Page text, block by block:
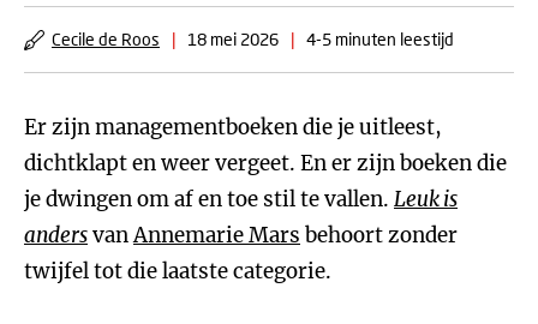
Cecile de Roos | 18 mei 2026 | 4-5 minuten leestijd
Er zijn managementboeken die je uitleest,
dichtklapt en weer vergeet. En er zijn boeken die
je dwingen om af en toe stil te vallen. Leuk is
andersvanAnnemarie Mars behoort zonder
twijfel tot die laatste categorie.